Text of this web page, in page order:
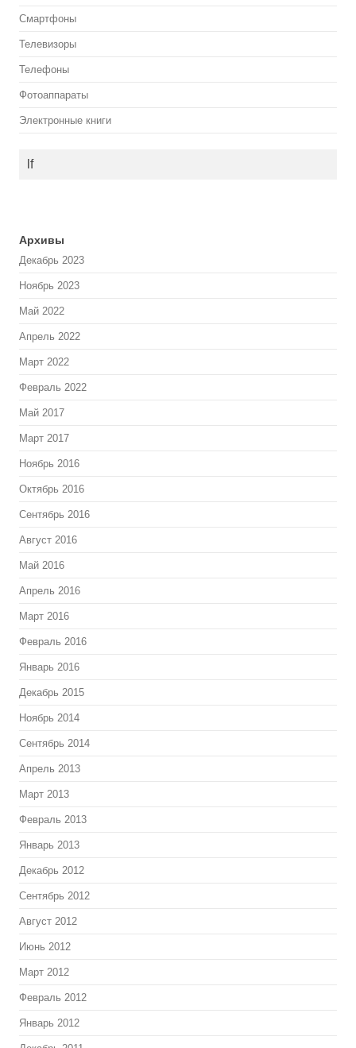
Смартфоны
Телевизоры
Телефоны
Фотоаппараты
Электронные книги
lf
Архивы
Декабрь 2023
Ноябрь 2023
Май 2022
Апрель 2022
Март 2022
Февраль 2022
Май 2017
Март 2017
Ноябрь 2016
Октябрь 2016
Сентябрь 2016
Август 2016
Май 2016
Апрель 2016
Март 2016
Февраль 2016
Январь 2016
Декабрь 2015
Ноябрь 2014
Сентябрь 2014
Апрель 2013
Март 2013
Февраль 2013
Январь 2013
Декабрь 2012
Сентябрь 2012
Август 2012
Июнь 2012
Март 2012
Февраль 2012
Январь 2012